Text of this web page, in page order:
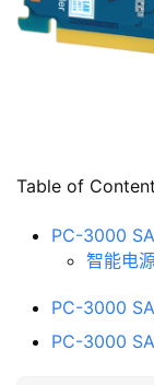
Table of
PC-3000
智能电
PC-3000
PC-3000